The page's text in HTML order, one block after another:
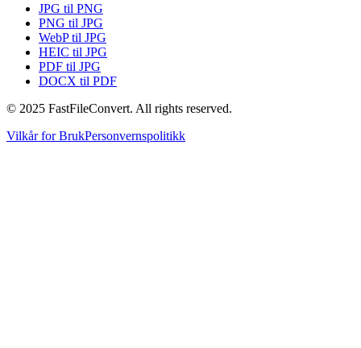
JPG til PNG
PNG til JPG
WebP til JPG
HEIC til JPG
PDF til JPG
DOCX til PDF
© 2025 FastFileConvert. All rights reserved.
Vilkår for BrukPersonvernspolitikk